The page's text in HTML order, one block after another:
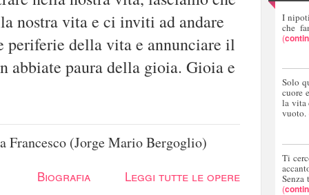
nostra vita e ci inviti ad andare
della vita e annunciare il
abbiate paura della gioia. Gioia e
Francesco (Jorge Mario Bergoglio)
Biografia Leggi tutte le opere
I
che
(
Solo
cuore
la vita
vuoto.
Ti
Senza
(